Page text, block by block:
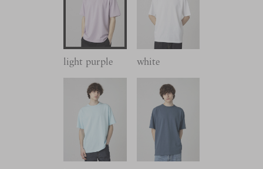
light purple white